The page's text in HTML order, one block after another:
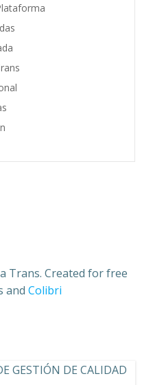
Trans. Created for free
and Colibri